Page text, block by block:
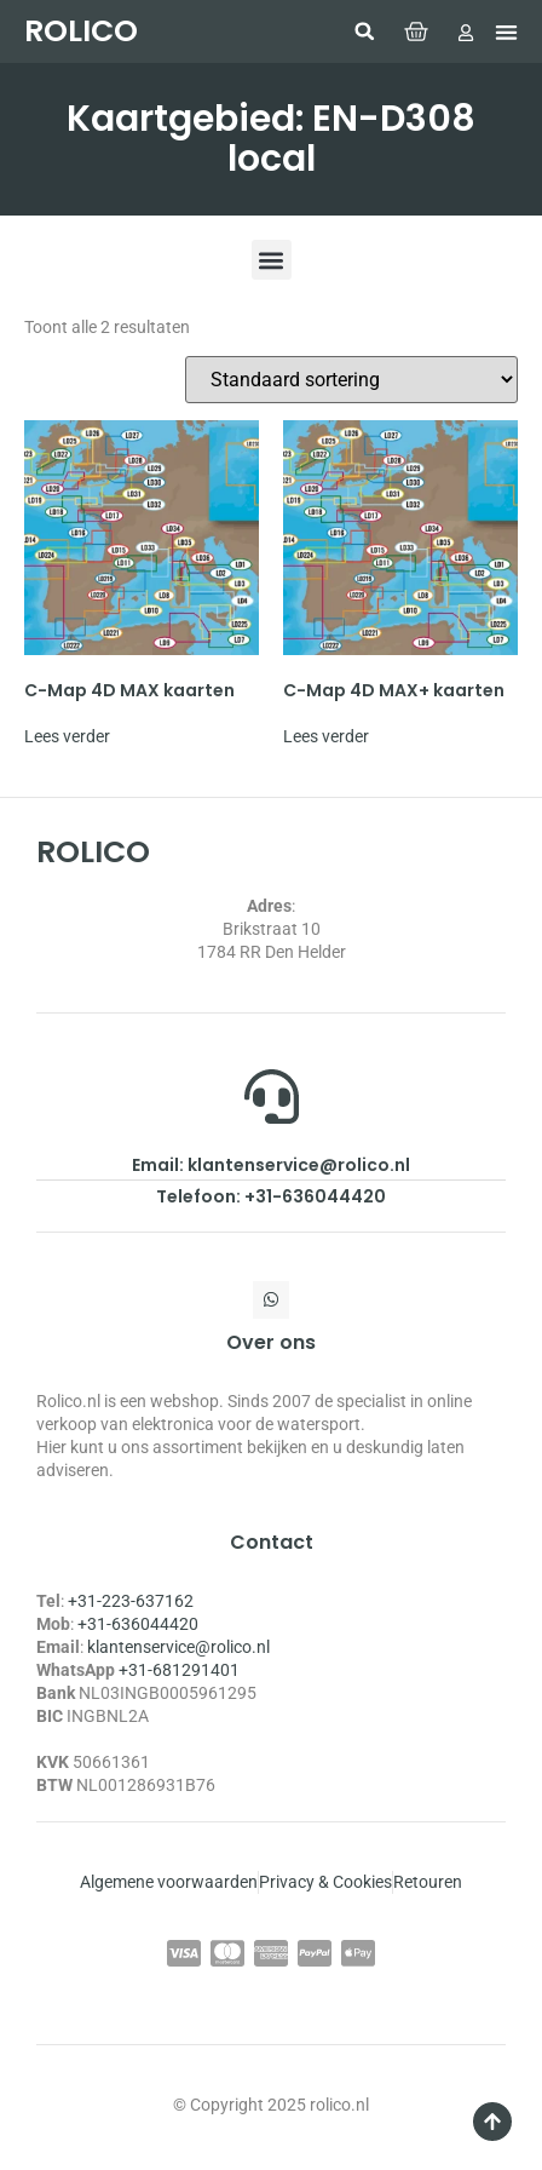
ROLICO
Kaartgebied: EN-D308
local
Toont alle 2 resultaten
C-Map 4D MAX kaarten
Lees verder
C-Map 4D MAX+ kaarten
Lees verder
ROLICO
Adres:
Brikstraat 10
1784 RR Den Helder
Email: klantenservice@rolico.nl
Telefoon: +31-636044420
Over ons
Rolico.nl is een webshop. Sinds 2007 de specialist in online
verkoop van elektronica voor de watersport.
Hier kunt u ons assortiment bekijken en u deskundig laten
adviseren.
Contact
Tel :+31-223-637162
Mob:+31-636044420
Email : klantenservice@rolico.nl
WhatsApp+31-681291401
Bank NL03INGB0005961295
BIC INGBNL2A
KVK 50661361
BTW NL001286931B76
Algemene voorwaardenPrivacy & CookiesRetouren
© Copyright 2025 rolico.nl